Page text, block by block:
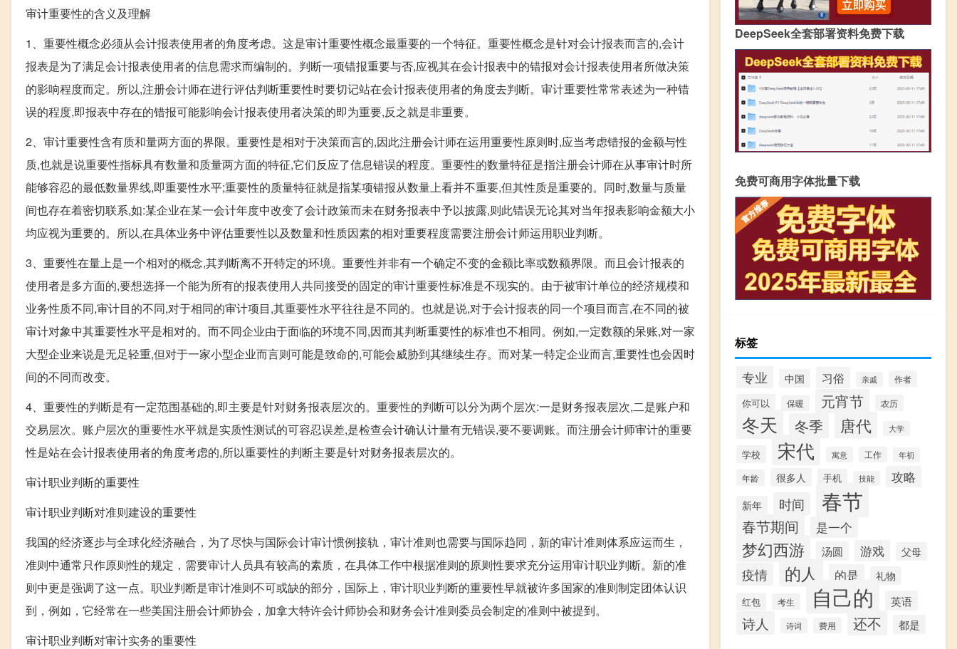
审计重要性的含义及理解
1、重要性概念必须从会计报表使用者的角度考虑。这是审计重要性概念最重要的一个特征。重要性概念是针对会计报表而言的,会计
报表是为了满足会计报表使用者的信息需求而编制的。判断一项错报重要与否,应视其在会计报表中的错报对会计报表使用者所做决策
的影响程度而定。所以,注册会计师在进行评估判断重要性时要切记站在会计报表使用者的角度去判断。审计重要性常常表述为一种错
误的程度,即报表中存在的错报可能影响会计报表使用者决策的即为重要,反之就是非重要。
2、审计重要性含有质和量两方面的界限。重要性是相对于决策而言的,因此注册会计师在运用重要性原则时,应当考虑错报的金额与性
质,也就是说重要性指标具有数量和质量两方面的特征,它们反应了信息错误的程度。重要性的数量特征是指注册会计师在从事审计时所
能够容忍的最低数量界线,即重要性水平;重要性的质量特征就是指某项错报从数量上看并不重要,但其性质是重要的。同时,数量与质量
间也存在着密切联系,如:某企业在某一会计年度中改变了会计政策而未在财务报表中予以披露,则此错误无论其对当年报表影响金额大小
均应视为重要的。所以,在具体业务中评估重要性以及数量和性质因素的相对重要程度需要注册会计师运用职业判断。
3、重要性在量上是一个相对的概念,其判断离不开特定的环境。重要性并非有一个确定不变的金额比率或数额界限。而且会计报表的
使用者是多方面的,要想选择一个能为所有的报表使用人共同接受的固定的审计重要性标准是不现实的。由于被审计单位的经济规模和
业务性质不同,审计目的不同,对于相同的审计项目,其重要性水平往往是不同的。也就是说,对于会计报表的同一个项目而言,在不同的被
审计对象中其重要性水平是相对的。而不同企业由于面临的环境不同,因而其判断重要性的标准也不相同。例如,一定数额的呆账,对一家
大型企业来说是无足轻重,但对于一家小型企业而言则可能是致命的,可能会威胁到其继续生存。而对某一特定企业而言,重要性也会因时
间的不同而改变。
4、重要性的判断是有一定范围基础的,即主要是针对财务报表层次的。重要性的判断可以分为两个层次:一是财务报表层次,二是账户和
交易层次。账户层次的重要性水平就是实质性测试的可容忍误差,是检查会计确认计量有无错误,要不要调账。而注册会计师审计的重要
性是站在会计报表使用者的角度考虑的,所以重要性的判断主要是针对财务报表层次的。
审计职业判断的重要性
审计职业判断对准则建设的重要性
我国的经济逐步与全球化经济融合，为了尽快与国际会计审计惯例接轨，审计准则也需要与国际趋同，新的审计准则体系应运而生，
准则中通常只作原则性的规定，需要审计人员具有较高的素质，在具体工作中根据准则的原则性要求充分运用审计职业判断。新的准
则中更是强调了这一点。职业判断是审计准则不可或缺的部分，国际上，审计职业判断的重要性早就被许多国家的准则制定团体认识
到，例如，它经常在一些美国注册会计师协会，加拿大特许会计师协会和财务会计准则委员会制定的准则中被提到。
审计职业判断对审计实务的重要性
DeepSeek全套部署资料免费下载
免费可商用字体批量下载
标签
专业 中国 习俗 亲戚 作者
你可以 保暖 元宵节 农历
冬天 冬季 唐代 大学
学校 宋代 寓意 工作 年初
年龄 很多人 手机 技能 攻略
新年 时间 春节
春节期间 是一个
梦幻西游 汤圆 游戏 父母
疫情 的人 的是 礼物
红包 考生 自己的 英语
诗人 诗词 费用 还不 都是